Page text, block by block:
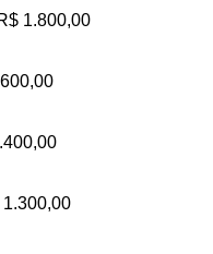
1.800,00